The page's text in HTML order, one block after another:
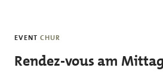
EVENT CHUR
Rendez-vous am